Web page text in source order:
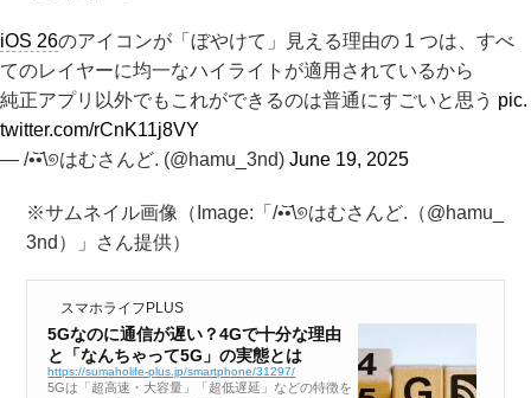
iOS 26のアイコンが「ぼやけて」見える理由の 1 つは、すべ
てのレイヤーに均一なハイライトが適用されているから
純正アプリ以外でもこれができるのは普通にすごいと思う pic.
twitter.com/rCnK11j8VY
— /•᷅•᷄\୭はむさんど. (@hamu_3nd) June 19, 2025
※サムネイル画像（Image:「/•᷅•᷄\୭はむさんど.（@hamu_
3nd）」さん提供）
スマホライフPLUS
5Gなのに通信が遅い？4Gで十分な理由
と「なんちゃって5G」の実態とは
https://sumaholife-plus.jp/smartphone/31297/
5Gは「超高速・大容量」「超低遅延」などの特徴を